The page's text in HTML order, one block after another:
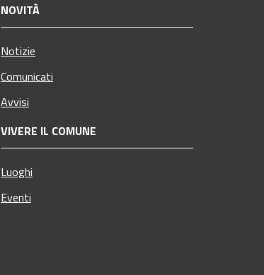
NOVITÀ
Notizie
Comunicati
Avvisi
VIVERE IL COMUNE
Luoghi
Eventi